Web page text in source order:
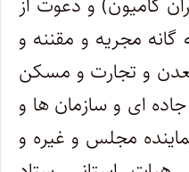
مجریه و مقننه و
و تجارت و مسکن
ای و سازمان ها و
مجلس و غیره و